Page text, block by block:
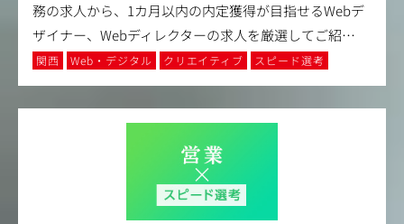
務の求人から、1カ月以内の内定獲得が目指せるWebデ
ザイナー、Webディレクターの求人を厳選してご紹…
関西 Web・デジタル クリエイティブ スピード選考